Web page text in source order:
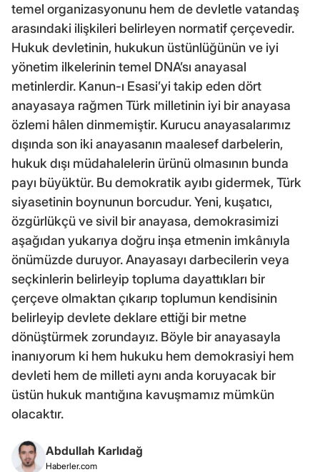
temel organizasyonunu hem de devletle vatandaş
arasındaki ilişkileri belirleyen normatif çerçevedir.
Hukuk devletinin, hukukun üstünlüğünün ve iyi
yönetim ilkelerinin temel DNA’sı anayasal
metinlerdir. Kanun-ı Esasi’yi takip eden dört
anayasaya rağmen Türk milletinin iyi bir anayasa
özlemi hâlen dinmemiştir. Kurucu anayasalarımız
dışında son iki anayasanın maalesef darbelerin,
hukuk dışı müdahalelerin ürünü olmasının bunda
payı büyüktür. Bu demokratik ayıbı gidermek, Türk
siyasetinin boynunun borcudur. Yeni, kuşatıcı,
özgürlükçü ve sivil bir anayasa, demokrasimizi
aşağıdan yukarıya doğru inşa etmenin imkânıyla
önümüzde duruyor. Anayasayı darbecilerin veya
seçkinlerin belirleyip topluma dayattıkları bir
çerçeve olmaktan çıkarıp toplumun kendisinin
belirleyip devlete deklare ettiği bir metne
dönüştürmek zorundayız. Böyle bir anayasayla
inanıyorum ki hem hukuku hem demokrasiyi hem
devleti hem de milleti aynı anda koruyacak bir
üstün hukuk mantığına kavuşmamız mümkün
olacaktır.
Abdullah Karlıdağ
Haberler.com